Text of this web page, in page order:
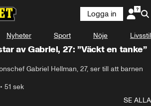
Logga in
Nyheter Sport Nöje Livsstil
av Gabriel, 27: ”Väckt en tanke”
Gabriel Hellman, 27, ser till att barnen
• 51 sek
SE ALLA